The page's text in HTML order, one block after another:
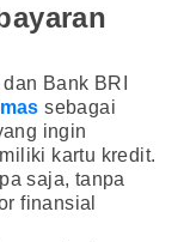
Bank BRI
s sebagai
ingin
kartu kredit.
saja, tanpa
finansial